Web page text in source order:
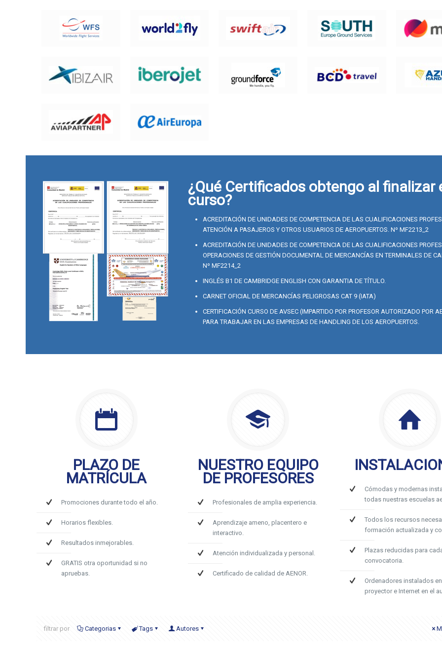
¿Qué Certificados obtengo al finalizar
curso?
ACREDITACIÓN DE UNIDADES DE COMPETENCIA DE LAS CUALIFICACIONES
ATENCIÓN A PASAJEROS Y OTROS USUARIOS DE AEROPUERTOS. Nº MF2213_2
ACREDITACIÓN DE UNIDADES DE COMPETENCIA DE LAS CUALIFICACIONES
OPERACIONES DE GESTIÓN DOCUMENTAL DE MERCANCÍAS EN TERMINALES DE
Nº MF2214_2
INGLÉS B1 DE CAMBRIDGE ENGLISH CON GARANTIA DE TÍTULO.
CARNET OFICIAL DE MERCANCÍAS PELIGROSAS CAT 9 (IATA)
CERTIFICACIÓN CURSO DE AVSEC (IMPARTIDO POR PROFESOR AUTORIZADO POR
PARA TRABAJAR EN LAS EMPRESAS DE HANDLING DE LOS AEROPUERTOS.
PLAZO DE
MATRÍCULA
Promociones durante todo el año.
Horarios flexibles.
Resultados inmejorables.
GRATIS otra oportunidad si no
apruebas.
NUESTRO EQUIPO
DE PROFESORES
Profesionales de amplia experiencia.
Aprendizaje ameno, placentero e
interactivo.
Atención individualizada y personal.
Certificado de calidad de AENOR.
Cómodas y modernas
todas nuestras escuelas
Todos los recursos
formación actualizada y
Plazas reducidas para
convocatoria.
Ordenadores instalados
proyector e Internet en el
filtrar por Categorias Tags Autores